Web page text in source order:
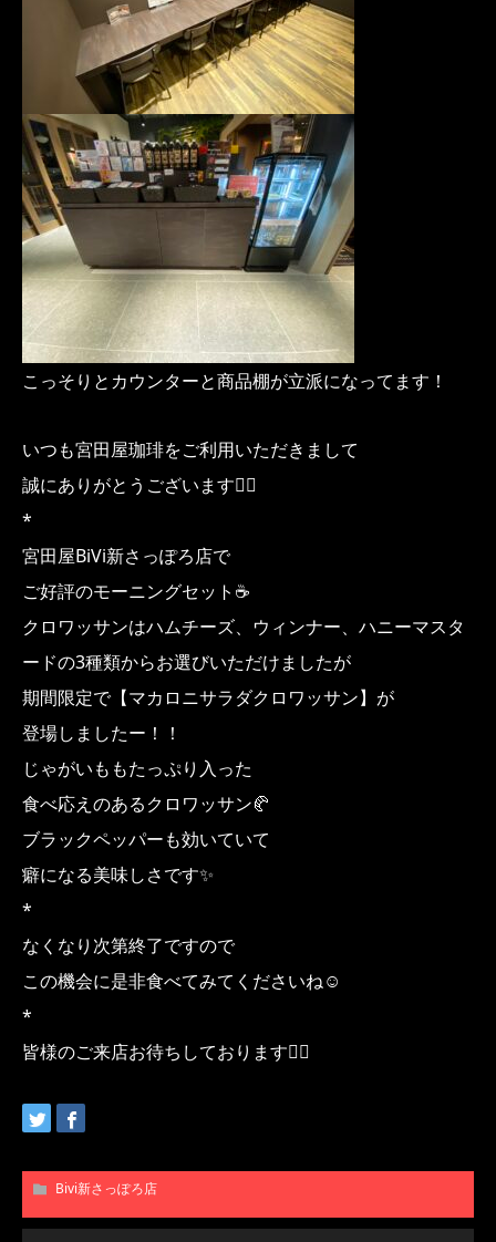
こっそりとカウンターと商品棚が立派になってます！
いつも宮田屋珈琲をご利用いただきまして
誠にありがとうございます🙇‍♀️
*
宮田屋BiVi新さっぽろ店で
ご好評のモーニングセット☕️
クロワッサンはハムチーズ、ウィンナー、ハニーマスタ
ードの3種類からお選びいただけましたが
期間限定で【マカロニサラダクロワッサン】が
登場しましたー！！
じゃがいももたっぷり入った
食べ応えのあるクロワッサン🥐
ブラックペッパーも効いていて
癖になる美味しさです✨️
*
なくなり次第終了ですので
この機会に是非食べてみてくださいね☺️
*
皆様のご来店お待ちしております🙇‍♀️
Bivi新さっぽろ店